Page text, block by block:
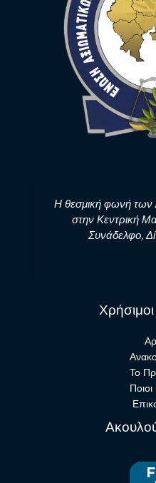
Η θεσμική φωνή των
στην Κεντρική
Συνάδελφο,
Το